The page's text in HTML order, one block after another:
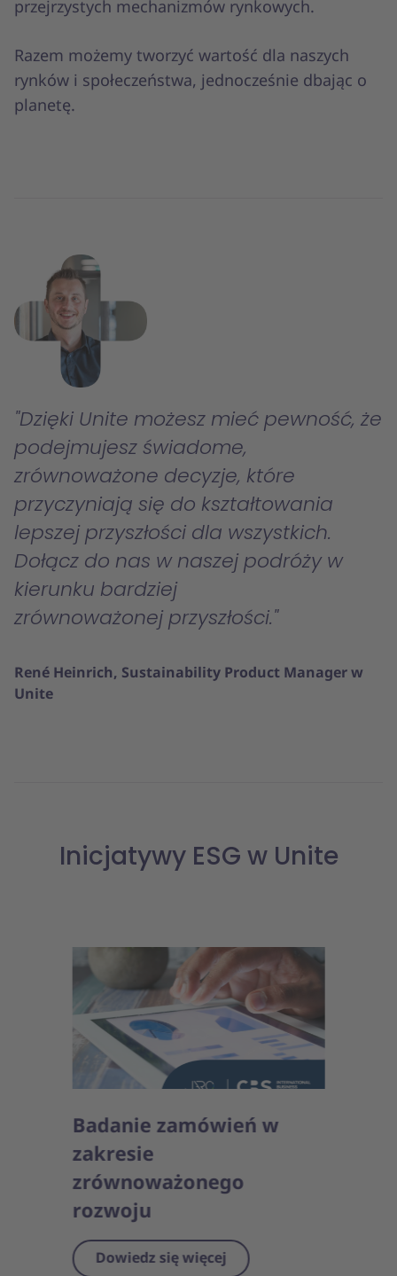
przejrzystych mechanizmów rynkowych.
Razem możemy tworzyć wartość dla naszych
rynków i społeczeństwa, jednocześnie dbając o
planetę.
Dzięki Unite możesz mieć pewność, że
podejmujesz świadome,
zrównoważone decyzje, które
przyczyniają się do kształtowania
lepszej przyszłości dla wszystkich.
Dołącz do nas w naszej podróży w
kierunku bardziej
zrównoważonej przyszłości.
René Heinrich, Sustainability Product Manager w
Unite
Inicjatywy ESG w Unite
Badanie zamówień w
zakresie
zrównoważonego
rozwoju
Dowiedz się więcej